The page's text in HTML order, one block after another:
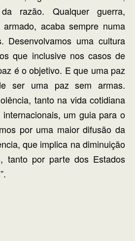
razão. Qualquer guerra,
acaba sempre numa
Desenvolvamos uma cultura
que inclusive nos casos de
é o objetivo. E que uma paz
ser uma paz sem armas.
tanto na vida cotidiana
um guia para o
por uma maior difusão da
que implica na diminuição
tanto por parte dos Estados